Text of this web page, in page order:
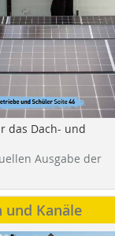
das Dach- und
Ausgabe der
und Kanäle